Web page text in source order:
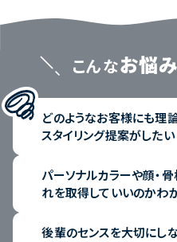
学校の活用事例
学生の方向け
現役プロフェッショナルの活用事
パーソナルスタイリストの方向
美容院・サロンのオーナー・
お知らせ・イベント・コラム
Stylistをさがす
マンガでわかるスタイリング
Styling Mapフリー素材
プライバシーポリシー
こんなお悩み
どのようなお客様にも理
スタイリング提案がしたい
パーソナルカラーや顔・
れを取得していいのかわ
後輩のセンスを大切にし